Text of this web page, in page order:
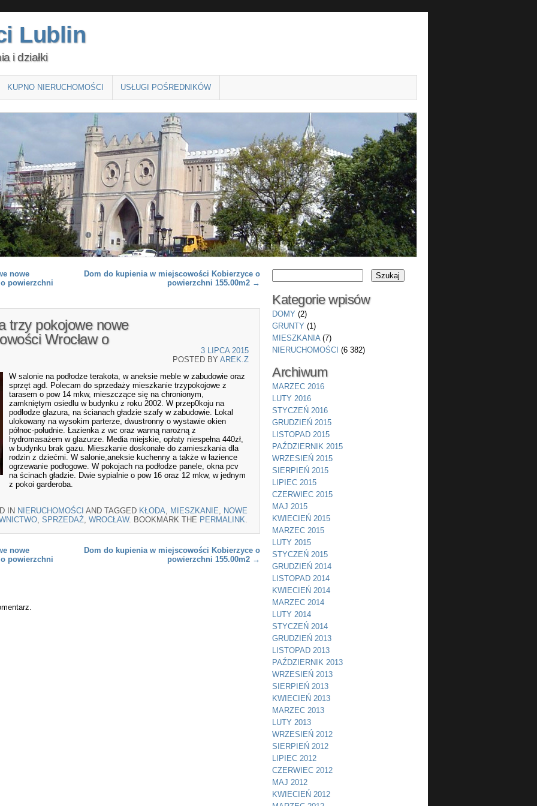
Lublin
i działki
KUPNO NIERUCHOMOŚCI USŁUGI POŚREDNIKÓW
nowe
powierzchni
Dom do kupienia w miejscowości Kobierzyce o
powierzchni 155.00m2 →
trzy pokojowe nowe
Wrocław o
3 LIPCA 2015
POSTED BY AREK.Z
W salonie na podłodze terakota, w aneksie meble w zabudowie oraz
sprzęt agd. Polecam do sprzedaży mieszkanie trzypokojowe z
tarasem o pow 14 mkw, mieszczące się na chronionym,
zamkniętym osiedlu w budynku z roku 2002. W przep0koju na
podłodze glazura, na ścianach gładzie szafy w zabudowie. Lokal
ulokowany na wysokim parterze, dwustronny o wystawie okien
północ-południe. Łazienka z wc oraz wanną narożną z
hydromasażem w glazurze. Media miejskie, opłaty niespełna 440zł,
w budynku brak gazu. Mieszkanie doskonałe do zamieszkania dla
rodzin z dziećmi. W salonie,aneksie kuchenny a także w łazience
ogrzewanie podłogowe. W pokojach na podłodze panele, okna pcv
na ścinach gładzie. Dwie sypialnie o pow 16 oraz 12 mkw, w jednym
z pokoi garderoba.
IN NIERUCHOMOŚCI AND TAGGED KŁODA MIESZKANIE
NOWE
SPRZEDAŻ WROCŁAW. BOOKMARK THE PERMALINK
nowe
powierzchni
Dom do kupienia w miejscowości Kobierzyce o
powierzchni 155.00m2 →
Kategorie wpisów
DOMY (2)
GRUNTY (1)
MIESZKANIA(7)
NIERUCHOMOŚCI (6 382)
Archiwum
MARZEC 2016
LUTY 2016
STYCZEŃ 2016
GRUDZIEŃ 2015
LISTOPAD 2015
PAŹDZIERNIK 2015
WRZESIEŃ 2015
SIERPIEŃ 2015
LIPIEC 2015
CZERWIEC 2015
MAJ 2015
KWIECIEŃ 2015
MARZEC 2015
LUTY 2015
STYCZEŃ 2015
GRUDZIEŃ 2014
LISTOPAD 2014
KWIECIEŃ 2014
MARZEC 2014
LUTY 2014
STYCZEŃ 2014
GRUDZIEŃ 2013
LISTOPAD 2013
PAŹDZIERNIK 2013
WRZESIEŃ 2013
SIERPIEŃ 2013
KWIECIEŃ 2013
MARZEC 2013
LUTY 2013
WRZESIEŃ 2012
SIERPIEŃ 2012
LIPIEC 2012
CZERWIEC 2012
MAJ 2012
KWIECIEŃ 2012